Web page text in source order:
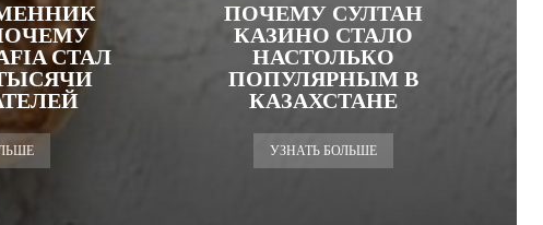
СТАЛ
ПОЧЕМУ СУЛТАН
КАЗИНО СТАЛО
НАСТОЛЬКО
ПОПУЛЯРНЫМ В
КАЗАХСТАНЕ
УЗНАТЬ БОЛЬШЕ